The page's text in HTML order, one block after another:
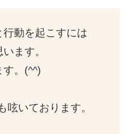
動を起こすには
ます。
す。(^^)
呟いております。